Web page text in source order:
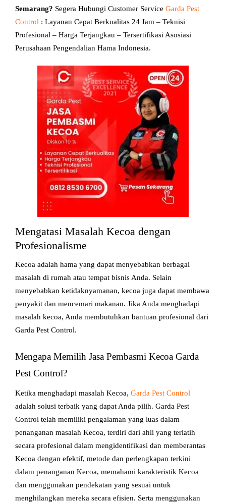
Semarang? Segera Hubungi Customer Service Garda Pest
Control : Layanan Cepat Berkualitas 24 Jam – Teknisi
Profesional – Harga Terjangkau – Tersertifikasi Asosiasi
Perusahaan Pengendalian Hama Indonesia.
Mengatasi Masalah Kecoa dengan
Profesionalisme
Kecoa adalah hama yang dapat menyebabkan berbagai
masalah di rumah atau tempat bisnis Anda. Selain
menyebabkan ketidaknyamanan, kecoa juga dapat membawa
penyakit dan mencemari makanan. Jika Anda menghadapi
masalah kecoa, Anda membutuhkan bantuan profesional dari
Garda Pest Control.
Mengapa Memilih Jasa Pembasmi Kecoa Garda
Pest Control?
Ketika menghadapi masalah Kecoa, Garda Pest Control
adalah solusi terbaik yang dapat Anda pilih. Garda Pest
Control telah memiliki pengalaman yang luas dalam
penanganan masalah Kecoa, terdiri dari ahli yang terlatih
secara profesional dalam mengidentifikasi dan memberantas
Kecoa dengan efektif, metode dan perlengkapan terkini
dalam penanganan Kecoa, memahami karakteristik Kecoa
dan menggunakan pendekatan yang sesuai untuk
menghilangkan mereka secara efisien. Serta menggunakan